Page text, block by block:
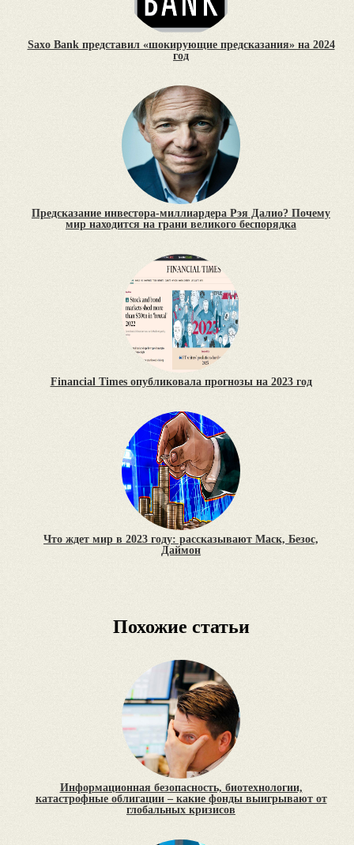
Saxo Bank представил «шокирующие предсказания» на 2024
год
Предсказание инвестора-миллиардера Рэя Далио? Почему
мир находится на грани великого беспорядка
Financial Times опубликовала прогнозы на 2023 год
Что ждет мир в 2023 году: рассказывают Маск, Безос,
Даймон
Похожие статьи
Информационная безопасность, биотехнологии,
катастрофные облигации – какие фонды выигрывают от
глобальных кризисов